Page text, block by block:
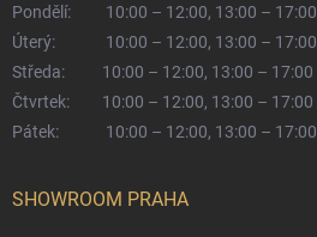
Pondělí:
10:00 – 12:00, 13:00 – 17:00
Úterý:
10:00 – 12:00, 13:00 – 17:00
Středa:
10:00 – 12:00, 13:00 – 17:00
Čtvrtek:
10:00 – 12:00, 13:00 – 17:00
Pátek:
10:00 – 12:00, 13:00 – 17:00
SHOWROOM PRAHA